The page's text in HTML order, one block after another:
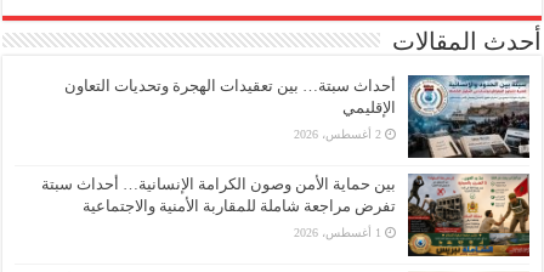
أحدث المقالات
أحداث سبتة… بين تعقيدات الهجرة وتحديات التعاون
الإقليمي
2 أغسطس، 2026
بين حماية الأمن وصون الكرامة الإنسانية… أحداث سبتة
تفرض مراجعة شاملة للمقاربة الأمنية والاجتماعية
1 أغسطس، 2026